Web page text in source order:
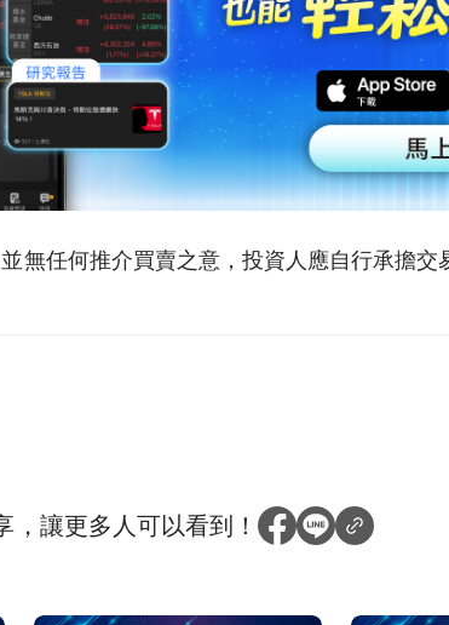
無任何推介買賣之意，投資人應自行承擔交
，讓更多人可以看到！